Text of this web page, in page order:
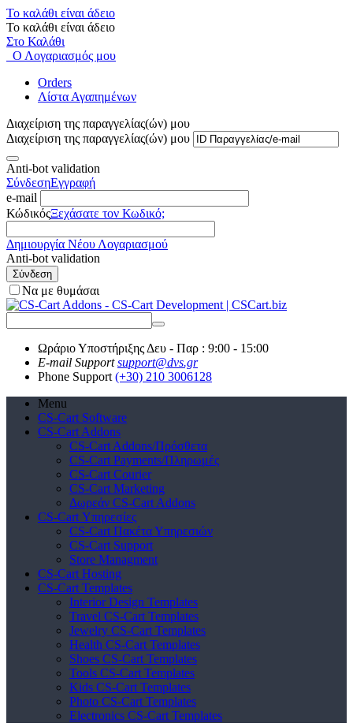
Το καλάθι είναι άδειο
Το καλάθι είναι άδειο
Στο Καλάθι
Ο Λογαριασμός μου
Orders
Λίστα Αγαπημένων
Διαχείριση της παραγγελίας(ών) μου
Διαχείριση της παραγγελίας(ών) μου
Anti-bot validation
ΣύνδεσηΕγγραφή
e-mail
ΚώδικόςΞεχάσατε τον Κωδικό;
Δημιουργία Νέου Λογαριασμού
Anti-bot validation
Σύνδεση
Να με θυμάσαι
Ωράριο Υποστήριξης Δευ - Παρ : 9:00 - 15:00
E-mail Support support@dvs.gr
Phone Support (+30) 210 3006128
Menu
CS-Cart Software
CS-Cart Addons
CS-Cart Addons/Πρόσθετα
CS-Cart Payments/Πληρωμές
CS-Cart Courier
CS-Cart Marketing
Δωρεάν CS-Cart Addons
CS-Cart Υπηρεσίες
CS-Cart Πακέτα Υπηρεσιών
CS-Cart Support
Store Managment
CS-Cart Hosting
CS-Cart Templates
Interior Design Templates
Travel CS-Cart Templates
Jewelry CS-Cart Templates
Health CS-Cart Templates
Shoes CS-Cart Templates
Tools CS-Cart Templates
Kids CS-Cart Templates
Photo CS-Cart Templates
Electronics CS-Cart Templates